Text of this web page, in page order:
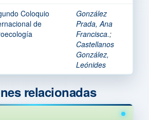
Coloquio
de
González
Prada, Ana
Francisca.;
Castellanos
González,
Leónides
relacionadas